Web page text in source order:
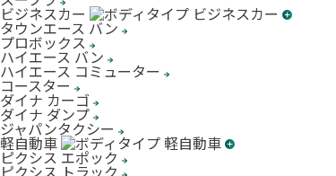
ビジネスカー
タウンエース バン
プロボックス
ハイエース バン
ハイエース コミューター
コースター
ダイナ カーゴ
ダイナ ダンプ
ジャパンタクシー
軽自動車
ピクシス エポック
ピクシス トラック